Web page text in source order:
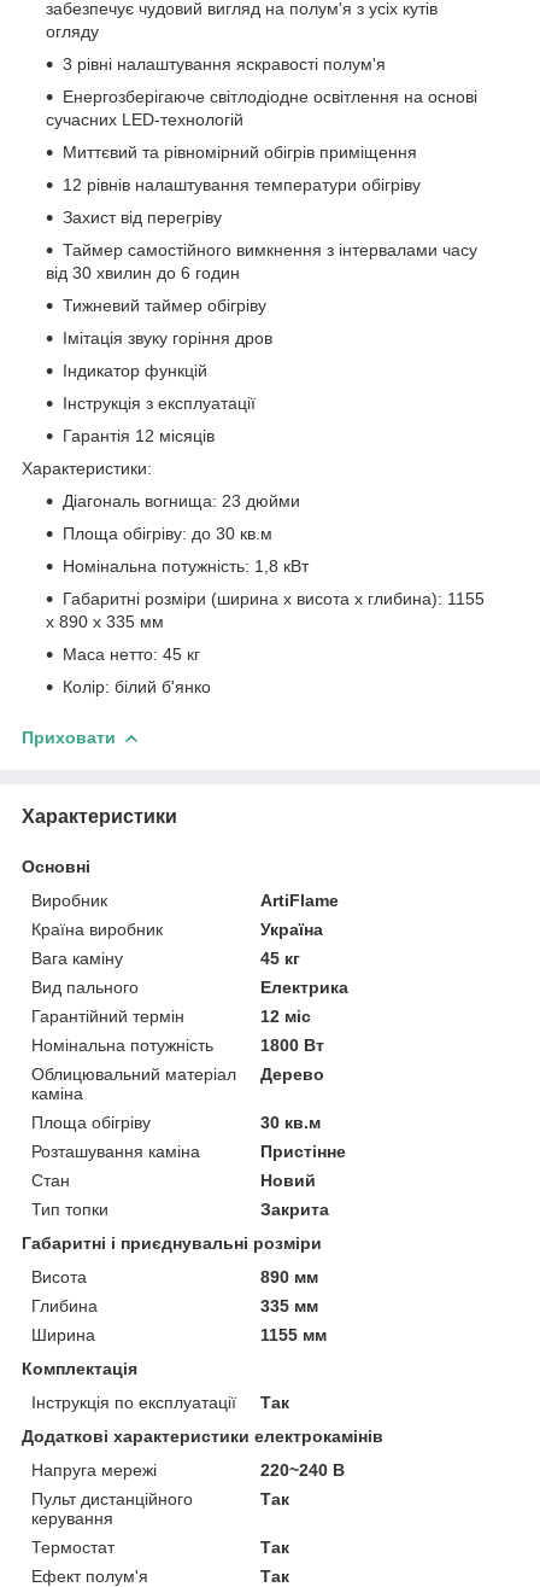
забезпечує чудовий вигляд на полум'я з усіх кутів
огляду
3 рівні налаштування яскравості полум'я
Енергозберігаюче світлодіодне освітлення на основі
сучасних LED-технологій
Миттєвий та рівномірний обігрів приміщення
12 рівнів налаштування температури обігріву
Захист від перегріву
Таймер самостійного вимкнення з інтервалами часу
від 30 хвилин до 6 годин
Тижневий таймер обігріву
Імітація звуку горіння дров
Індикатор функцій
Інструкція з експлуатації
Гарантія 12 місяців
Характеристики:
Діагональ вогнища: 23 дюйми
Площа обігріву: до 30 кв.м
Номінальна потужність: 1,8 кВт
Габаритні розміри (ширина х висота х глибина): 1155
х 890 х 335 мм
Маса нетто: 45 кг
Колір: білий б'янко
Приховати
Характеристики
Основні
Виробник
ArtiFlame
Країна виробник
Україна
Вага каміну
45 кг
Вид пального
Електрика
Гарантійний термін
12 міс
Номінальна потужність
1800 Вт
Облицювальний матеріал
каміна
Дерево
Площа обігріву
30 кв.м
Розташування каміна
Пристінне
Стан
Новий
Тип топки
Закрита
Габаритні і приєднувальні розміри
Висота
890 мм
Глибина
335 мм
Ширина
1155 мм
Комплектація
Інструкція по експлуатації
Так
Додаткові характеристики електрокамінів
Напруга мережі
220~240 В
Пульт дистанційного
керування
Так
Термостат
Так
Ефект полум'я
Так